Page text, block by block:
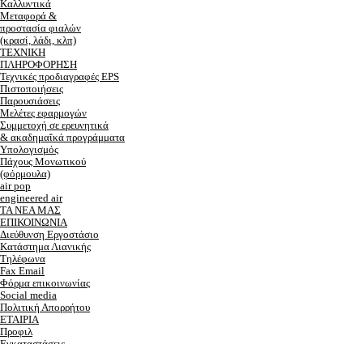
Καλλυντικά
Μεταφορά &
προστασία φιαλών
(κρασί, λάδι, κλπ)
ΤΕΧΝΙΚΗ
ΠΛΗΡΟΦΟΡΗΣΗ
Τεχνικές προδιαγραφές EPS
Πιστοποιήσεις
Παρουσιάσεις
Μελέτες εφαρμογών
Συμμετοχή σε ερευνητικά
& ακαδημαΐκά προγράμματα
Υπολογισμός
Πάχους Μονωτικού
(φόρμουλα)
air pop
engineered air
ΤΑ ΝΕΑ ΜΑΣ
ΕΠΙΚΟΙΝΩΝΙΑ
Διεύθυνση Εργοστάσιο
Κατάστημα Λιανικής
Τηλέφωνα
Fax Email
Φόρμα επικοινωνίας
Social media
Πολιτική Απορρήτου
ΕΤΑΙΡΙΑ
Προφιλ